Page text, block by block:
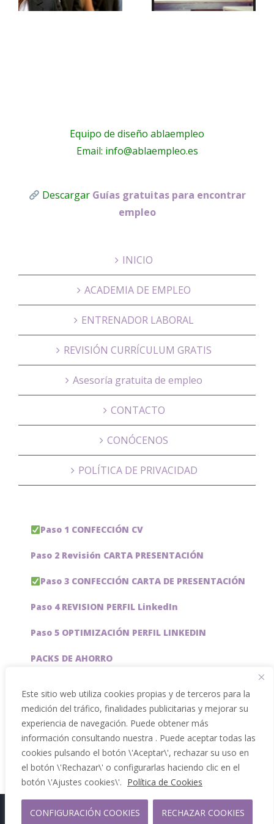
Este sitio web utiliza cookies propias y de terceros para la
medición del tráfico, finalidades publicitarias y mejorar su
experiencia de navegación. Puede obtener más
información consultando nuestra . Puede aceptar todas las
cookies pulsando el botón \'Aceptar\', rechazar su uso en
el botón \'Rechazar\' o configurarlas haciendo clic en el
botón \'Ajustes cookies\'. Política de Cookies
CONFIGURACIÓN COOKIES RECHAZAR COOKIES
conseguir
en tu CV
Equipo de diseño ablaempleo
Email: info@ablaempleo.es
Descargar Guías gratuitas para encontrar
empleo
INICIO
ACADEMIA DE EMPLEO
ENTRENADOR LABORAL
REVISIÓN CURRÍCULUM GRATIS
Asesoría gratuita de empleo
CONTACTO
CONÓCENOS
POLÍTICA DE PRIVACIDAD
Paso 1 CONFECCIÓN CV
Paso 2 Revisión CARTA PRESENTACIÓN
Paso 3 CONFECCIÓN CARTA DE PRESENTACIÓN
Paso 4 REVISION PERFIL LinkedIn
Paso 5 OPTIMIZACIÓN PERFIL LINKEDIN
PACKS DE AHORRO
Servicios especiales
Copyright 2012 - 2026 |